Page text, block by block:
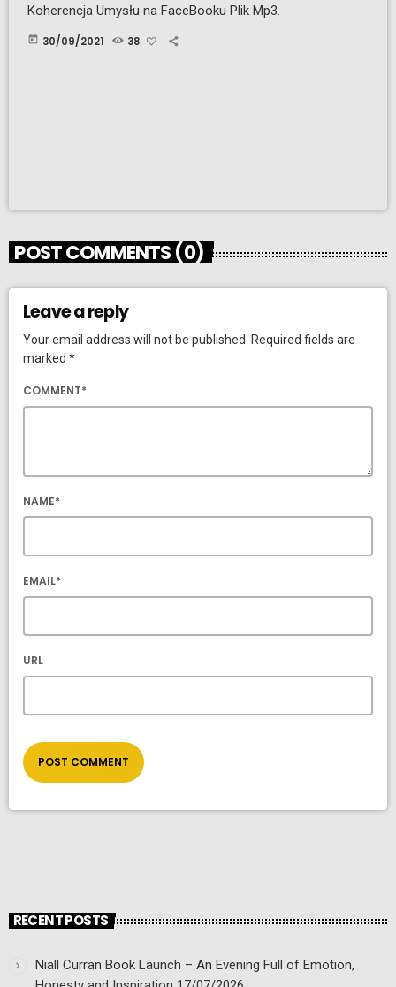
Koherencja Umysłu na FaceBooku Plik Mp3.
today 30/09/2021 38
POST COMMENTS (0)
Leave a reply
Your email address will not be published. Required fields are
marked *
COMMENT*
NAME*
EMAIL*
URL
RECENT POSTS
Niall Curran Book Launch – An Evening Full of Emotion,